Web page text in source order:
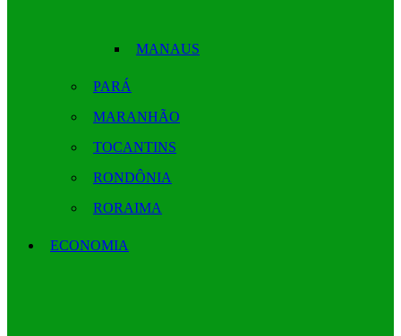
MANAUS
PARÁ
MARANHÃO
TOCANTINS
RONDÔNIA
RORAIMA
ECONOMIA